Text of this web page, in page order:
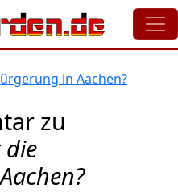
in Aachen?
zu
die